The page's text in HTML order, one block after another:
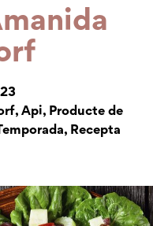
, Api, Producte de
, Recepta